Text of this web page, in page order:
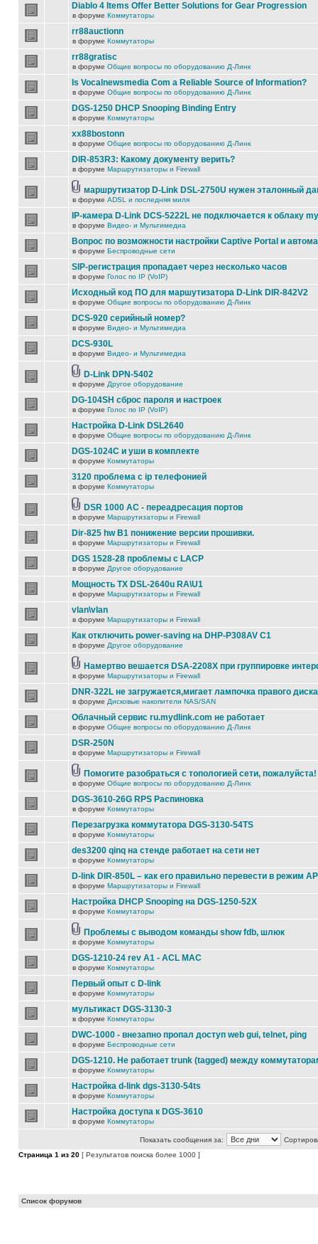
Diablo 4 Items Offer Better Solutions for Gear Progression
в форуме Коммутаторы
rr88auctionn
в форуме Коммутаторы
rr88gratisc
в форуме Общие вопросы по оборудованию Д-Линк
Is Vocalnewsmedia Com a Reliable Source of Information?
в форуме Общие вопросы по оборудованию Д-Линк
DGS-1250 DHCP Snooping Binding Entry
в форуме Коммутаторы
xx88bostonn
в форуме Общие вопросы по оборудованию Д-Линк
DIR-853R3: Какому документу верить?
в форуме Маршрутизаторы и Firewall
маршрутизатор D-Link DSL-2750U нужен эталонный
в форуме ADSL и последняя миля
IP-камера D-Link DCS-5222L не подключается к облаку
в форуме Видео- и Мультимедиа
Вопрос по возможности настройки Captive Portal и
в форуме Беспроводные сети
SIP-регистрация пропадает через несколько часов
в форуме Голос по IP (VoIP)
Исходный код ПО для маршутизатора D-Link DIR-842V2
в форуме Общие вопросы по оборудованию Д-Линк
DCS-920 серийный номер?
в форуме Видео- и Мультимедиа
DCS-930L
в форуме Видео- и Мультимедиа
D-Link DPN-5402
в форуме Другое оборудование
DG-104SH сброс пароля и настроек
в форуме Голос по IP (VoIP)
Настройка D-Link DSL2640
в форуме Общие вопросы по оборудованию Д-Линк
DGS-1024C и уши в комплекте
в форуме Коммутаторы
3120 проблема с ip телефонией
в форуме Коммутаторы
DSR 1000 AC - переадресация портов
в форуме Маршрутизаторы и Firewall
Dir-825 hw B1 понижение версии прошивки.
в форуме Маршрутизаторы и Firewall
DGS 1528-28 проблемы с LACP
в форуме Другое оборудование
Мощность TX DSL-2640u RA\U1
в форуме Маршрутизаторы и Firewall
vlan\vlan
в форуме Маршрутизаторы и Firewall
Как отключить power-saving на DHP-P308AV C1
в форуме Другое оборудование
Намертво вешается DSA-2208X при группировке
в форуме Маршрутизаторы и Firewall
DNR-322L не загружается,мигает лампочка правого диска
в форуме Дисковые накопители NAS/SAN
Облачный сервис ru.mydlink.com не работает
в форуме Общие вопросы по оборудованию Д-Линк
DSR-250N
в форуме Маршрутизаторы и Firewall
Помогите разобраться с топологией сети, пожалуйста!
в форуме Общие вопросы по оборудованию Д-Линк
DGS-3610-26G RPS Распиновка
в форуме Коммутаторы
Перезагрузка коммутатора DGS-3130-54TS
в форуме Коммутаторы
des3200 qinq на стенде работает на сети нет
в форуме Коммутаторы
D-link DIR-850L – как его правильно перевести в режим
в форуме Маршрутизаторы и Firewall
Настройка DHCP Snooping на DGS-1250-52X
в форуме Коммутаторы
Проблемы с выводом команды show fdb, шлюк
в форуме Коммутаторы
DGS-1210-24 rev A1 - ACL MAC
в форуме Коммутаторы
Первый опыт с D-link
в форуме Коммутаторы
мультикаст DGS-3130-3
в форуме Коммутаторы
DWC-1000 - внезапно пропал доступ web gui, telnet, ping
в форуме Беспроводные сети
DGS-1210. Не работает trunk (tagged) между
в форуме Коммутаторы
Настройка d-link dgs-3130-54ts
в форуме Коммутаторы
Настройка доступа к DGS-3610
в форуме Коммутаторы
Показать сообщения за:
Страница 1 из 20 [ Результатов поиска более 1000 ]
Список форумов